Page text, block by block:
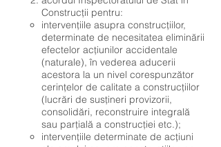
Construcții pentru:
intervențiile asupra construcțiilor,
determinate de necesitatea eliminării
efectelor acțiunilor accidentale
(naturale), în vederea aducerii
acestora la un nivel corespunzător
cerințelor de calitate a construcțiilor
(lucrări de susțineri provizorii,
consolidări, reconstruire integrală
sau parțială a construcției etc.);
intervențiile determinate de acțiuni